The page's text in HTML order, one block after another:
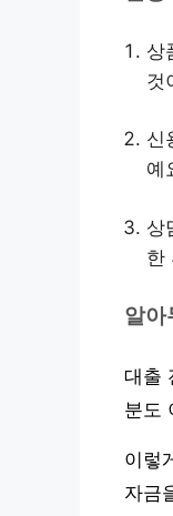
상
것
신
예
상
한
알아
대출
분도
이렇
자금